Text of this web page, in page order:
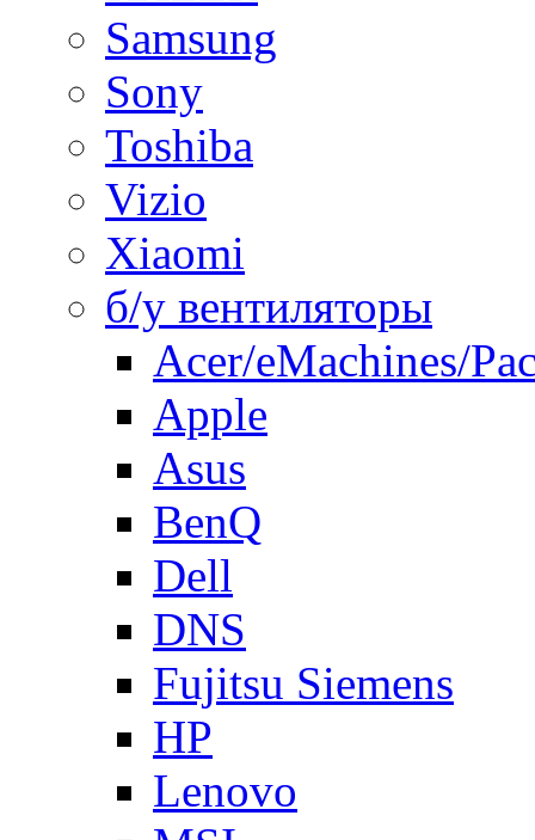
Samsung
Sony
Toshiba
Vizio
Xiaomi
б/у вентиляторы
Acer/eMachines/
Apple
Asus
BenQ
Dell
DNS
Fujitsu Siemens
HP
Lenovo